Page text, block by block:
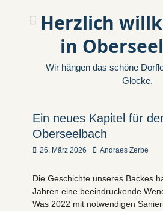
Herzlich
in
Wir hängen das schöne
Glocke.
Ein neues Kapitel für
Oberseelbach
Veröffentlicht
26. März 2026 Autor
Andraes Zerbe
Die Geschichte unseres Backes
Jahren eine beeindruckende
Was 2022 mit notwendigen